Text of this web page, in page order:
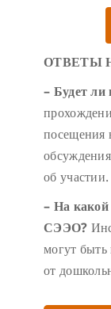
ОТВЕТЫ
– Будет ли
посещения
об участии.
– На какой
СЭЭО?
могут быть
от